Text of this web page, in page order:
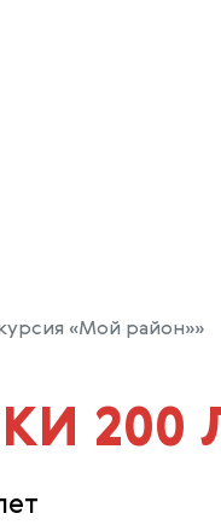
«Мой район»»
200